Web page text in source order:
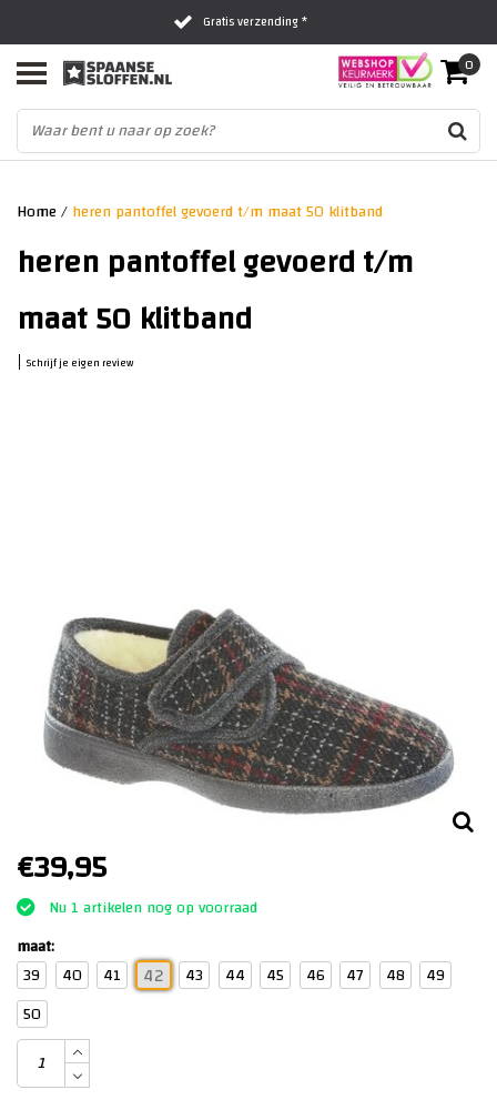
Gratis verzending *
Al 16 jaar het vertrouwde adres
Fysieke winkel in Zwolle
0
Home/heren pantoffel gevoerd t/m maat 50 klitband
heren pantoffel gevoerd t/m
maat 50 klitband
| Schrijf je eigen review
€39,95
Nu 1 artikelen nog op voorraad
maat:
39
40 41 42 43 44 45 46 47 48
49
50